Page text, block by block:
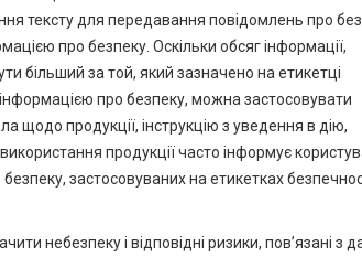
тексту для передавання повідомлень про
про безпеку. Оскільки обсяг інформації,
більший за той, який зазначено на етикетці
про безпеку, можна застосовувати
продукції, інструкцію з уведення в дію,
продукції часто інформує
застосовуваних на етикетках
небезпеку і відповідні ризики, пов’язані з